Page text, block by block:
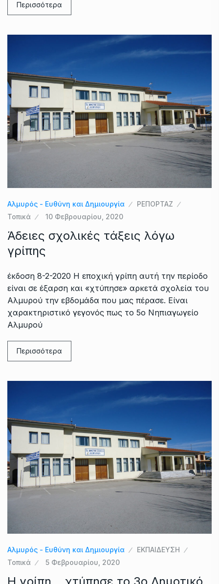
Περισσότερα
Αλμυρός - Ευθύνη και Δημιουργία
ΡΕΠΟΡΤΑΖ
Τοπικά
10 Φεβρουαρίου, 2020
Άδειες σχολικές τάξεις λόγω
γρίπης
έκδοση 8-2-2020 Η εποχική γρίπη αυτή την περίοδο
είναι σε έξαρση και «χτύπησε» αρκετά σχολεία του
Αλμυρού την εβδομάδα που μας πέρασε. Είναι
χαρακτηριστικό γεγονός πως το 5ο Νηπιαγωγείο
Αλμυρού
Περισσότερα
Αλμυρός - Ευθύνη και Δημιουργία
ΕΚΠΑΙΔΕΥΣΗ
Τοπικά
5 Φεβρουαρίου, 2020